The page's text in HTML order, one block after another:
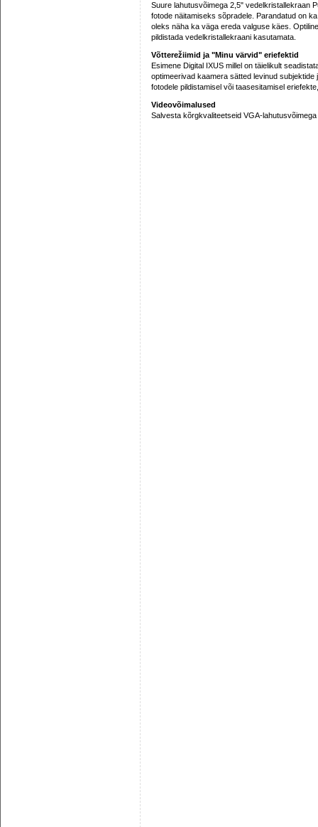
Suure lahutusvõimega 2,5" vedelkristallekraan
fotode näitamiseks sõpradele. Parandatud on
oleks näha ka väga ereda valguse käes.
pildistada vedelkristallekraani kasutamata.
Võtterežiimid ja "Minu värvid" eriefektid
Esimene Digital IXUS millel on täielikult
optimeerivad kaamera sätted levinud
fotodele pildistamisel või taasesitamisel
Videovõimalused
Salvesta kõrgkvaliteetseid VGA-